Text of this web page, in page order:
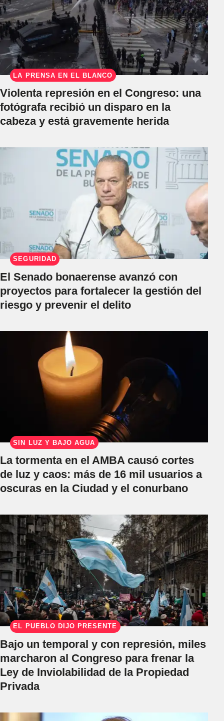
LA PRENSA EN EL BLANCO
Violenta represión en el Congreso: una
fotógrafa recibió un disparo en la
cabeza y está gravemente herida
SEGURIDAD
El Senado bonaerense avanzó con
proyectos para fortalecer la gestión del
riesgo y prevenir el delito
SIN LUZ Y BAJO AGUA
La tormenta en el AMBA causó cortes
de luz y caos: más de 16 mil usuarios a
oscuras en la Ciudad y el conurbano
EL PUEBLO DIJO PRESENTE
Bajo un temporal y con represión, miles
marcharon al Congreso para frenar la
Ley de Inviolabilidad de la Propiedad
Privada